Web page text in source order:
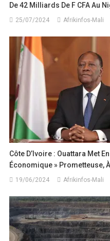
De 42 Milliards De F CFA Au
25/07/2024 Afrikinfos-Mali
Côte D’Ivoire : Ouattara Met
Économique » Prometteuse,
19/06/2024 Afrikinfos-Mali